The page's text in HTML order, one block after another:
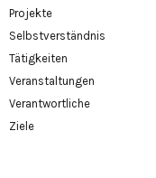
Projekte
Selbstverständnis
Tätigkeiten
Veranstaltungen
Verantwortliche
Ziele